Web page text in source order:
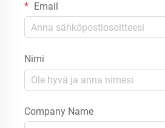
Email
Nimi
Company Name